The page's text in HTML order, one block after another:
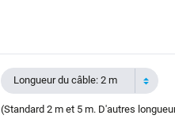
Longueur du câble: 2 m
(Standard 2 m et 5 m. D'autres